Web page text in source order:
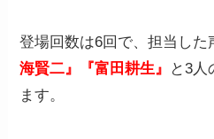
登場回数は6回で、担当した
海賢二』『富田耕生』
と3人
ます。